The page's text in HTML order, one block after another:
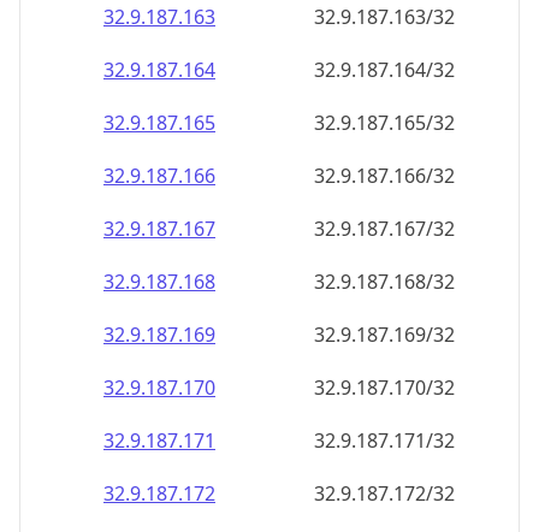
32.9.187.163
32.9.187.163/32
32.9.187.164
32.9.187.164/32
32.9.187.165
32.9.187.165/32
32.9.187.166
32.9.187.166/32
32.9.187.167
32.9.187.167/32
32.9.187.168
32.9.187.168/32
32.9.187.169
32.9.187.169/32
32.9.187.170
32.9.187.170/32
32.9.187.171
32.9.187.171/32
32.9.187.172
32.9.187.172/32